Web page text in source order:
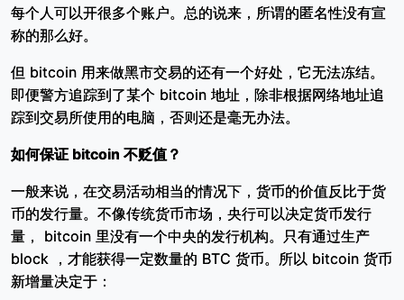
每个人可以开很多个账户。总的说来，所谓的匿名性没有宣
称的那么好。
但 bitcoin 用来做黑市交易的还有一个好处，它无法冻结。
即便警方追踪到了某个 bitcoin 地址，除非根据网络地址追
踪到交易所使用的电脑，否则还是毫无办法。
如何保证 bitcoin 不贬值？
一般来说，在交易活动相当的情况下，货币的价值反比于货
币的发行量。不像传统货币市场，央行可以决定货币发行
量， bitcoin 里没有一个中央的发行机构。只有通过生产
block ，才能获得一定数量的 BTC 货币。所以 bitcoin 货币
新增量决定于：